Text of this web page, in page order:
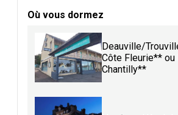
Où vous dormez
Deauville/
Côte Fleurie**
Chantilly**